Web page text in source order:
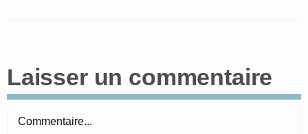
Laisser un commentaire
Commentaire